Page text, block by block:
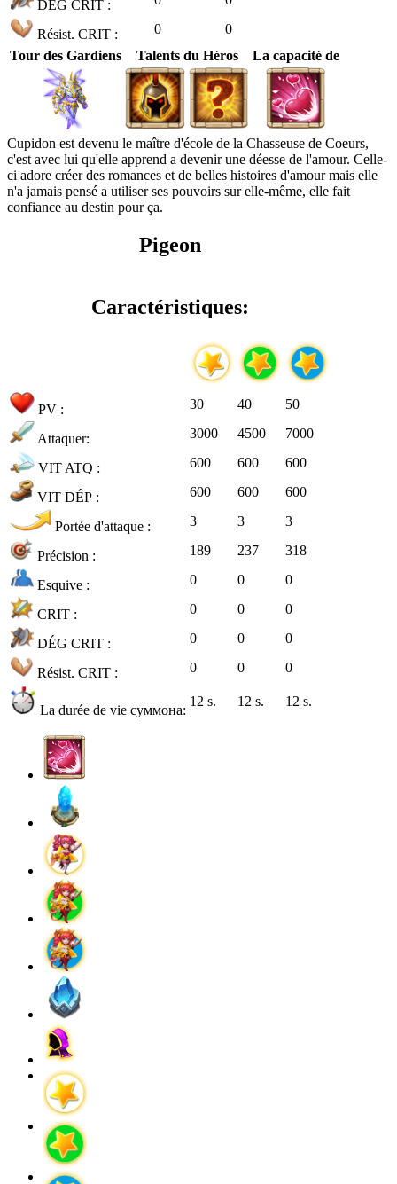
DÉG CRIT :
Résist. CRIT : 0
0
Tour des Gardiens
Talents du Héros La capacité de
Cupidon est devenu le maître d'école de la Chasseuse de Coeurs,
c'est avec lui qu'elle apprend a devenir une déesse de l'amour. Celle-
ci adore créer des romances et de belles histoires d'amour mais elle
n'a jamais pensé a utiliser ses pouvoirs sur elle-même, elle fait
confiance au destin pour ça.
Pigeon
Caractéristiques:
PV : 30 40 50
Attaquer: 3000 4500 7000
VIT ATQ : 600 600 600
VIT DÉP : 600 600 600
Portée d'attaque : 3 3 3
Précision : 189 237 318
Esquive : 0 0 0
CRIT : 0 0 0
DÉG CRIT : 0 0 0
Résist. CRIT : 0 0 0
La durée de vie суммона:
12 s. 12 s. 12 s.